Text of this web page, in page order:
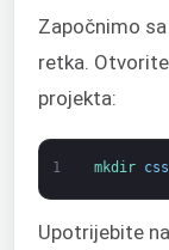
Započnimo
retka.
projekta:
1 mkdir css
Upotrijebite